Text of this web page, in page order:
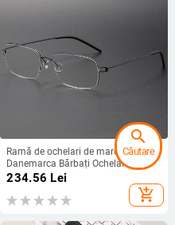
Ramă de ochelari de marca
Danemarca Bărbați Ochelari
ultraușori din titan fără șuruburi
Femei Ochelari optici cu prescripție
pentru miopie
234.56 Lei
add_shopping_cart
search
Căutare